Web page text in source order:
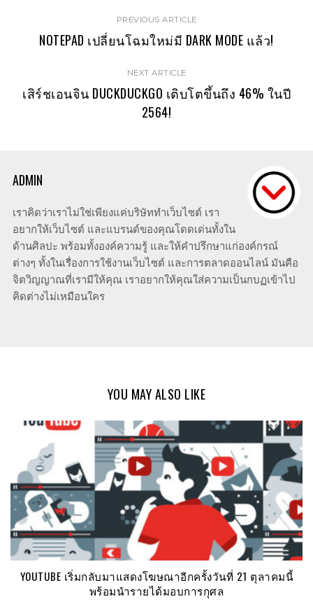
PREVIOUS ARTICLE
NOTEPAD เปลี่ยนโฉมใหม่มี DARK MODE แล้ว!
NEXT ARTICLE
เสิร์ชเอนจิน DUCKDUCKGO เติบโตขึ้นถึง 46% ในปี
2564!
ADMIN
เราคิดว่าเราไม่ใช่เพียงแค่บริษัททำเว็บไซต์ เรา
อยากให้เว็บไซต์ และแบรนด์ของคุณโดดเด่นทั้งใน
ด้านศิลปะ พร้อมทั้งองค์ความรู้ และให้คำปรึกษาแก่องค์กรณ์
ต่างๆ ทั้งในเรื่องการใช้งานเว็บไซต์ และการตลาดออนไลน์ มันคือ
จิตวิญญาณที่เรามีให้คุณ เราอยากให้คุณใส่ความเป็นกบฏเข้าไป
คิดต่างไม่เหมือนใคร
YOU MAY ALSO LIKE
YOUTUBE เริ่มกลับมาแสดงโฆษณาอีกครั้งวันที่ 21 ตุลาคมนี้
พร้อมนำรายได้มอบการกุศล